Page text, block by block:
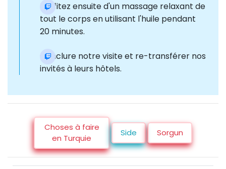
Profitez ensuite d'un massage relaxant de
tout le corps en utilisant l'huile pendant
20 minutes.
Conclure notre visite et re-transférer nos
invités à leurs hôtels.
Choses à faire
en Turquie
Side Sorgun